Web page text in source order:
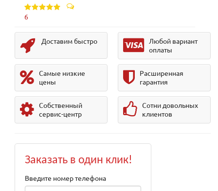
6
Доставим быстро
Любой вариант
оплаты
Самые низкие
цены
Расширенная
гарантия
Собственный
сервис-центр
Сотни довольных
клиентов
Заказать в один клик!
Введите номер телефона